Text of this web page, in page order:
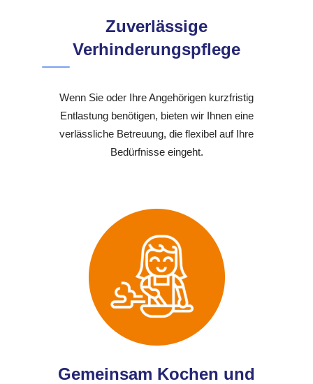
Zuverlässige
Verhinderungspflege
Wenn Sie oder Ihre Angehörigen kurzfristig
Entlastung benötigen, bieten wir Ihnen eine
verlässliche Betreuung, die flexibel auf Ihre
Bedürfnisse eingeht.
Gemeinsam Kochen und